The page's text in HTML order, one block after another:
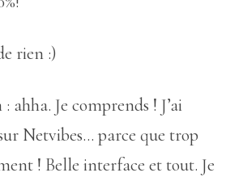
rien :)
ahha. Je comprends ! J’ai
Netvibes… parce que trop
! Belle interface et tout. Je